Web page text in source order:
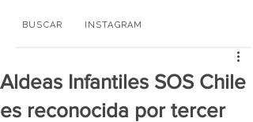
BUSCAR INSTAGRAM
Aldeas Infantiles SOS Chile
es reconocida por tercer